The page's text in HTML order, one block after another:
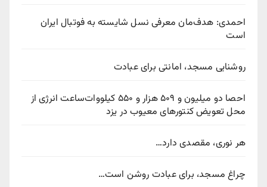
احمدی: هدف‌مان معرفی نسل شایسته به فوتبال ایران
است
روشنایی مسجد، امانتی برای عبادت
احصا دو میلیون و ۵۰۹ هزار و ۵۵۰ کیلووات‌ساعت انرژی از
محل تعویض کنتورهای معیوب در یزد
هر نوری، مقصدی دارد…
چراغ مسجد، برای عبادت روشن است…